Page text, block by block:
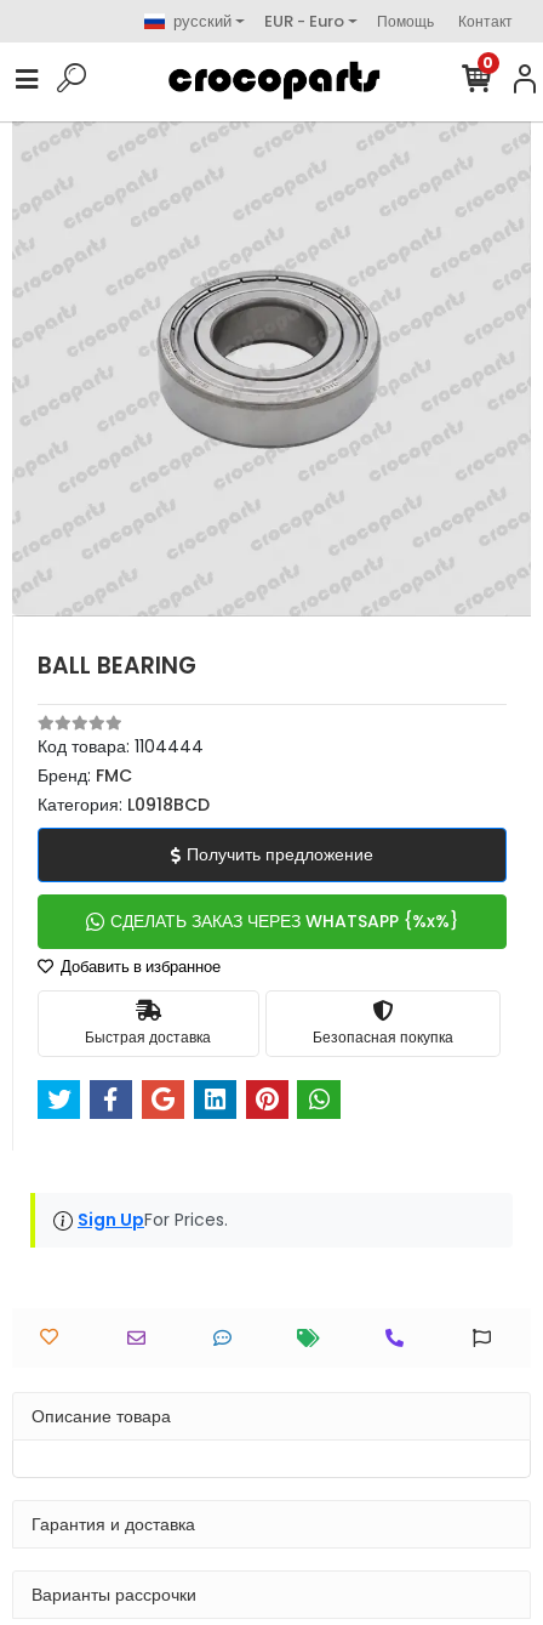
русский EUR - Euro Помощь Контакт
0
BALL BEARING
Код товара: 1104444
Бренд: FMC
Категория: L0918BCD
Получить предложение
СДЕЛАТЬ ЗАКАЗ ЧЕРЕЗ WHATSAPP {%x%}
Добавить в избранное
Быстрая доставка Безопасная покупка
Sign UpFor Prices.
Описание товара
Гарантия и доставка
Варианты рассрочки